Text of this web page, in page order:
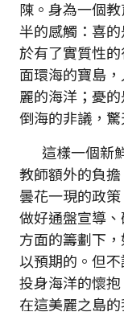
陳。身為一個
半的感觸：喜
於有了實質性
面環海的寶島
麗的海洋；憂
倒海的非議，
這樣一個新
教師額外的負
曇花一現的政
做好通盤宣導
方面的籌劃下
以預期的。但
投身海洋的懷
在這美麗之島